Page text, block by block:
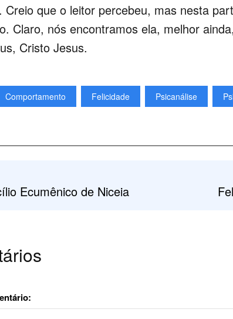
Creio que o leitor percebeu, mas nesta
Claro, nós encontramos ela, melhor
Cristo Jesus.
Comportamento Felicidade Psicanálise
Ecumênico de Niceia